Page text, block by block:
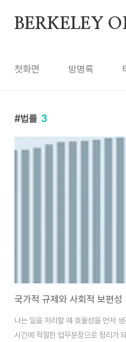
BERKELEY
첫화면 방명록
법률 3
국가적 규제와 사회적 보편성
나는 일을 처리할 때 효율성을 먼저
시간에 적절한 업무분장으로 정리가